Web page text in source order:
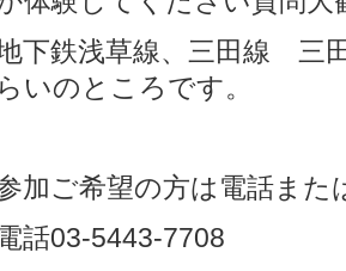
下鉄浅草線、三田線 三
らいのところです。
加ご希望の方は電話ま
話03-5443-7708